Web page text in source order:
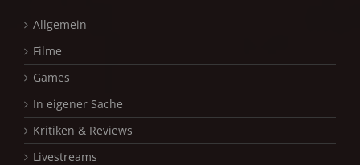
Allgemein
Filme
Games
In eigener Sache
Kritiken & Reviews
Livestreams